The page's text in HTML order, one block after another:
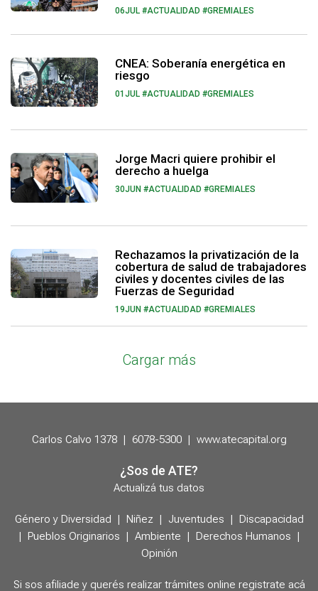
06JUL#ACTUALIDAD #GREMIALES
CNEA: Soberanía energética en
riesgo
01JUL#ACTUALIDAD #GREMIALES
Jorge Macri quiere prohibir el
derecho a huelga
30JUN#ACTUALIDAD #GREMIALES
Rechazamos la privatización de la
cobertura de salud de trabajadores
civiles y docentes civiles de las
Fuerzas de Seguridad
19JUN#ACTUALIDAD #GREMIALES
Cargar más
Carlos Calvo 1378 | 6078-5300 | www.atecapital.org
¿Sos de ATE?
Actualizá tus datos
Género y Diversidad | Niñez | Juventudes | Discapacidad
| Pueblos Originarios | Ambiente | Derechos Humanos |
Opinión
Si sos afiliade y querés realizar trámites online registrate acá